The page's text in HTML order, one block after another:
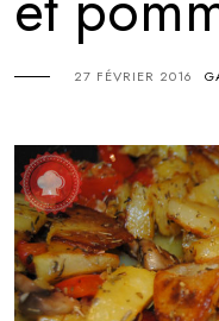
27 FÉVRIER 2016